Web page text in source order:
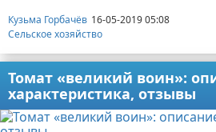
Кузьма Горбачёв 16-05-2019 05:08
Сельское хозяйство
Томат «великий воин»:
характеристика, отзывы